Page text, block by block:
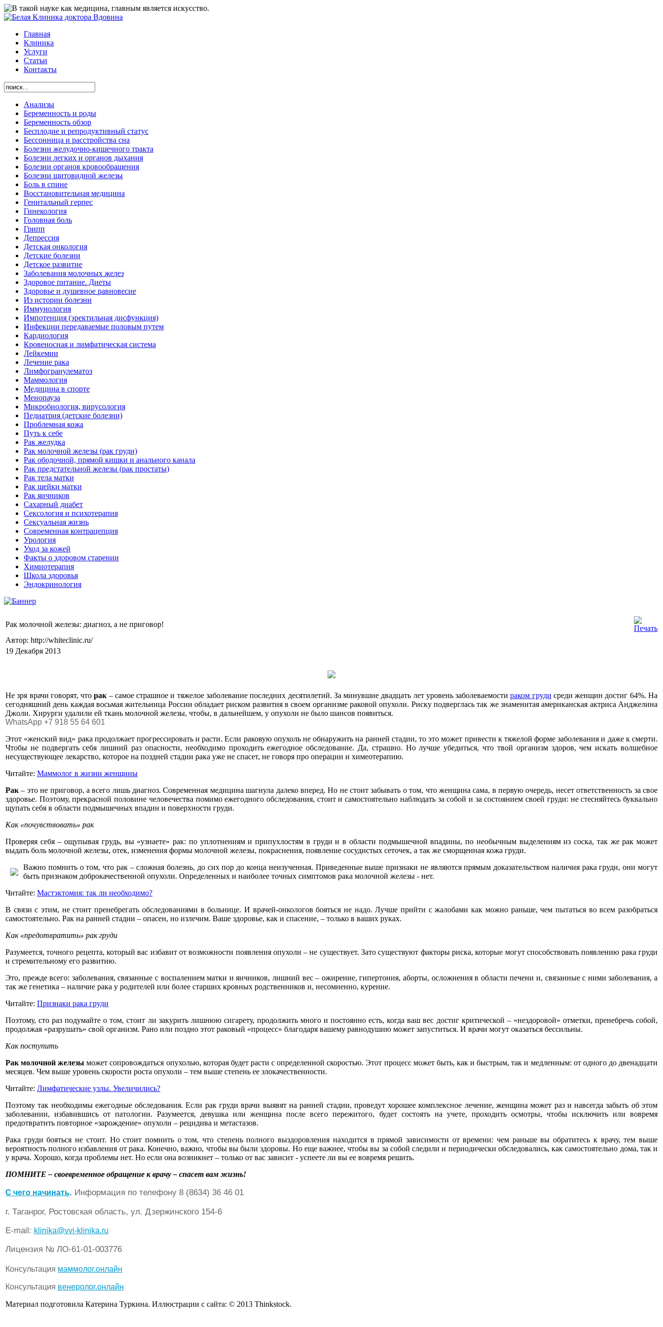
Главная
Клиника
Услуги
Статьи
Контакты
Анализы
Беременность и роды
Беременность обзор
Бесплодие и репродуктивный статус
Бессонница и расстройства сна
Болезни желудочно-кишечного тракта
Болезни легких и органов дыхания
Болезни органов кровообращения
Болезни щитовидной железы
Боль в спине
Восстановительная медицина
Генитальный герпес
Гинекология
Головная боль
Грипп
Депрессия
Детская онкология
Детские болезни
Детское развитие
Заболевания молочных желез
Здоровое питание. Диеты
Здоровье и душевное равновесие
Из истории болезни
Иммунология
Импотенция (эректильная дисфункция)
Инфекции передаваемые половым путем
Кардиология
Кровеносная и лимфатическая система
Лейкемии
Лечение рака
Лимфогранулематоз
Маммология
Медицина в спорте
Менопауза
Микробиология, вирусология
Педиатрия (детские болезни)
Проблемная кожа
Путь к себе
Рак желудка
Рак молочной железы (рак груди)
Рак ободочной, прямой кишки и анального канала
Рак предстательной железы (рак простаты)
Рак тела матки
Рак шейки матки
Рак яичников
Сахарный диабет
Сексология и психотерапия
Сексуальная жизнь
Современная контрацепция
Урология
Уход за кожей
Факты о здоровом старении
Химиoтерапия
Школа здоровья
Эндокринология
Рак молочной железы: диагноз, а не приговор!
Автор: http://whiteclinic.ru/
19 Декабря 2013
Не зря врачи говорят, чторак – самое страшное и тяжелое заболевание последних десятилетий. За минувшие двадцать лет уровень заболеваемостираком груди среди женщин достиг 64%. На
сегодняшний день каждая восьмая жительница России обладает риском развития в своем организме раковой опухоли. Риску подверглась так же знаменитая американская актриса Анджелина
Джоли. Хирурги удалили ей ткань молочной железы, чтобы, в дальнейшем, у опухоли не было шансов появиться.
WhatsApp +7 918 55 64 601
Этот «женский вид» рака продолжает прогрессировать и расти. Если раковую опухоль не обнаружить на ранней стадии, то это может привести к тяжелой форме заболевания и даже к смерти.
Чтобы не подвергать себя лишний раз опасности, необходимо проходить ежегодное обследование. Да, страшно. Но лучше убедиться, что твой организм здоров, чем искать волшебное
несуществующее лекарство, которое на поздней стадии рака уже не спасет, не говоря про операции и химеотерапию.
Читайте: Маммолог в жизни женщины
Рак – это не приговор, а всего лишь диагноз. Современная медицина шагнула далеко вперед. Но не стоит забывать о том, что женщина сама, в первую очередь, несет ответственность за свое
здоровье. Поэтому, прекрасной половине человечества помимо ежегодного обследования, стоит и самостоятельно наблюдать за собой и за состоянием своей груди: не стесняйтесь буквально
щупать себя в области подмышечных впадин и поверхности груди.
Как «почувствовать» рак
Проверяя себя – ощупывая грудь, вы «узнаете» рак: по уплотнениям и припухлостям в груди и в области подмышечной впадины, по необычным выделениям из соска, так же рак может
выдать боль молочной железы, отек, изменения формы молочной железы, покраснения, появление сосудистых сеточек, а так же сморщенная кожа груди.
Важно помнить о том, что рак – сложная болезнь, до сих пор до конца неизученная. Приведенные выше признаки не являются прямым доказательством наличия рака груди, они могут
быть признаком доброкачественной опухоли. Определенных и наиболее точных симптомов рака молочной железы - нет.
Читайте: Мастэктомия: так ли необходимо?
В связи с этим, не стоит пренебрегать обследованиями в больнице. И врачей-онкологов бояться не надо. Лучше прийти с жалобами как можно раньше, чем пытаться во всем разобраться
самостоятельно. Рак на ранней стадии – опасен, но излечим. Ваше здоровье, как и спасение, – только в ваших руках.
Как «предотвратить» рак груди
Разумеется, точного рецепта, который вас избавит от возможности появления опухоли – не существует. Зато существуют факторы риска, которые могут способствовать появлению рака груди
и стремительному его развитию.
Это, прежде всего: заболевания, связанные с воспалением матки и яичников, лишний вес – ожирение, гипертония, аборты, осложнения в области печени и, связанные с ними заболевания, а
так же генетика – наличие рака у родителей или более старших кровных родственников и, несомненно, курение.
Читайте: Признаки рака груди
Поэтому, сто раз подумайте о том, стоит ли закурить лишнюю сигарету, продолжить много и постоянно есть, когда ваш вес достиг критической – «нездоровой» отметки, пренебречь собой,
продолжая «разрушать» свой организм. Рано или поздно этот раковый «процесс» благодаря вашему равнодушию может запуститься. И врачи могут оказаться бессильны.
Как поступить
Рак молочной железы может сопровождаться опухолью, которая будет расти с определенной скоростью. Этот процесс может быть, как и быстрым, так и медленным: от одного до двенадцати
месяцев. Чем выше уровень скорости роста опухоли – тем выше степень ее злокачественности.
Читайте: Лимфатические узлы. Увеличились?
Поэтому так необходимы ежегодные обследования. Если рак груди врачи выявят на ранней стадии, проведут хорошее комплексное лечение, женщина может раз и навсегда забыть об этом
заболевании, избавившись от патологии. Разумеется, девушка или женщина после всего пережитого, будет состоять на учете, проходить осмотры, чтобы исключить или вовремя
предотвратить повторное «зарождение» опухоли – рецидива и метастазов.
Рака груди бояться не стоит. Но стоит помнить о том, что степень полного выздоровления находится в прямой зависимости от времени: чем раньше вы обратитесь к врачу, тем выше
вероятность полного избавления от рака. Конечно, важно, чтобы вы были здоровы. Но еще важнее, чтобы вы за собой следили и периодически обследовались, как самостоятельно дома, так и
у врача. Хорошо, когда проблемы нет. Но если она возникнет – только от вас зависит - успеете ли вы ее вовремя решить.
ПОМНИТЕ – своевременное обращение к врачу – спасет вам жизнь!
C чего начинать. Информация по телефону 8 (8634) 36 46 01
г. Таганрог, Ростовская область, ул. Дзержинского 154-6
Е-mail: klinika@vvi-klinika.ru
Лицензия № ЛО-61-01-003776
Консультация маммолог.онлайн
Консультация венеролог.онлайн
Материал подготовила Катерина Туркина. Иллюстрации с сайта: © 2013 Thinkstock.